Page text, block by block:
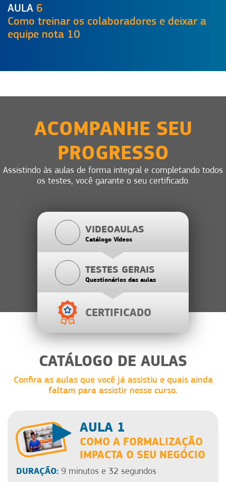
AULA 6
Como treinar os colaboradores e deixar a
equipe nota 10
ACOMPANHE SEU
PROGRESSO
Assistindo às aulas de forma integral e completando todos
os testes, você garante o seu certificado.
VIDEOAULAS
Catálogo Vídeos
TESTES GERAIS
Questionários das aulas
CERTIFICADO
CATÁLOGO DE AULAS
Confira as aulas que você já assistiu e quais ainda
faltam para assistir nesse curso.
AULA 1
COMO A FORMALIZAÇÃO
IMPACTA O SEU NEGÓCIO
DURAÇÃO:9 minutos e 32 segundos